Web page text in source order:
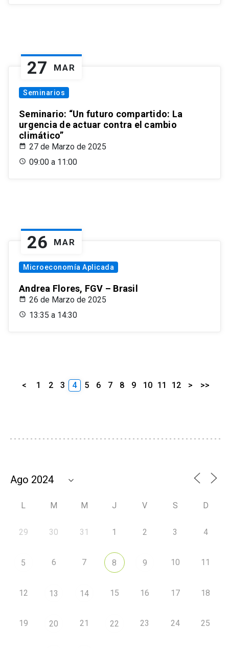
27 MAR
Seminarios
Seminario: “Un futuro compartido: La
urgencia de actuar contra el cambio
climático”
27 de Marzo de 2025
09:00 a 11:00
26 MAR
Microeconomía Aplicada
Andrea Flores, FGV – Brasil
26 de Marzo de 2025
13:35 a 14:30
< 1 2 3 4 5 6 7 8 9 10 11 12 > >>
L M M J V S D
29 30 31 1 2 3 4
5 6 7 8 9 10 11
12 13 14 15 16 17 18
19 20 21 22 23 24 25